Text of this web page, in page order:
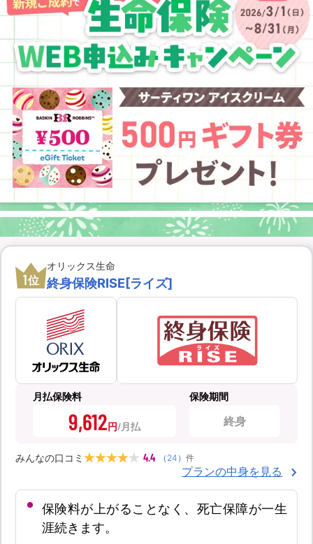
イオンカード会員さま専用保険
1位
オリックス生命
終身保険RISE[ライズ]
月払保険料
9,612円
保険期間
終身
みんなの口コミ 4.4 （ 24 ） 件
プランの中身を見る
保険料が上がることなく、死亡保障が一生
涯続きます。